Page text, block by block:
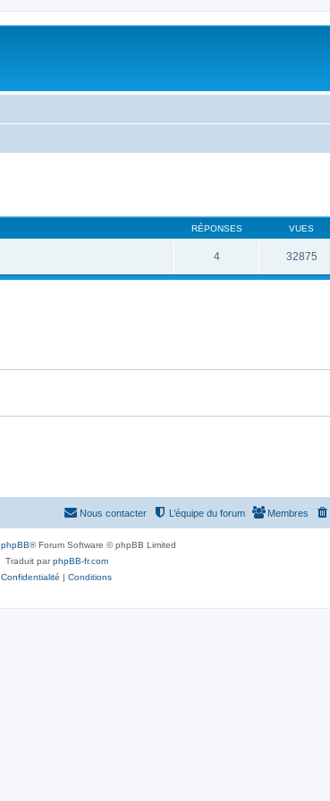
RÉPONSES VUES
4 32875
Membres
L’équipe du forum
Nous contacter
phpBB® Forum Software © phpBB Limited
Traduit parphpBB-fr.com
Confidentialité | Conditions